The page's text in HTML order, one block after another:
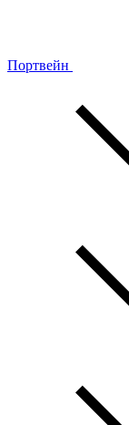
Портвейн